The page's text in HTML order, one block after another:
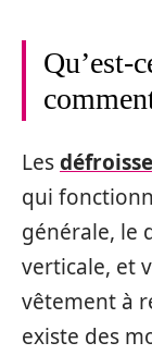
Qu’est-
Les
qui
générale, le
verticale, et
vêtement à
existe des